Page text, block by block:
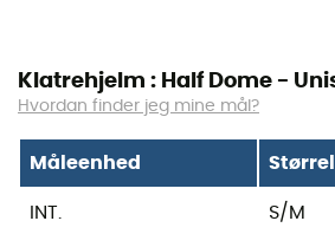
Klatrehjelm : Half Dome -
Hvordan finder jeg mine mål?
Måleenhed
INT. S/M